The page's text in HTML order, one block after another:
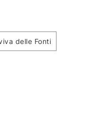
delle Fonti